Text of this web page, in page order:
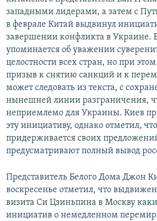
западными лидерами, а затем с
в феврале Китай выдвинул
завершении конфликта в Украине.
упоминается об уважении
целостности всех стран, но при
призыв к снятию санкций и к
может следовать из текста, с
нынешней линии разграничения,
неприемлемо для Украины. Киев
эту инициативу, однако отметил, что
придерживается своих
предусматривают полный вывод
Представитель Белого Дома Джон
воскресенье отметил, что
визита Си Цзиньпина в Москву
инициатив о немедленном